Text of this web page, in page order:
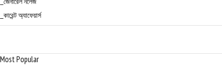
_কারেন্ট অ্যাফেয়ার্স
Most Popular